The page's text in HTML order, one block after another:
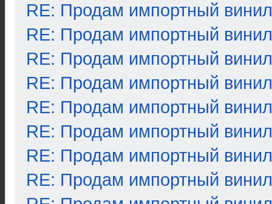
RE: Продам импортный винил
RE: Продам импортный винил
RE: Продам импортный винил
RE: Продам импортный винил
RE: Продам импортный винил
RE: Продам импортный винил
RE: Продам импортный винил
RE: Продам импортный винил